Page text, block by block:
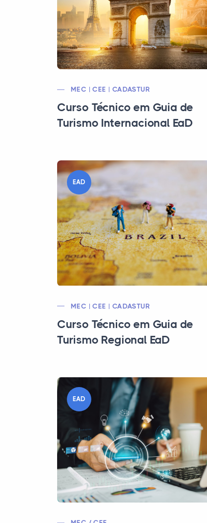
MEC | CEE | CADASTUR
Curso Técnico em Guia de
Turismo Internacional EaD
EAD
MEC | CEE | CADASTUR
Curso Técnico em Guia de
Turismo Regional EaD
EAD